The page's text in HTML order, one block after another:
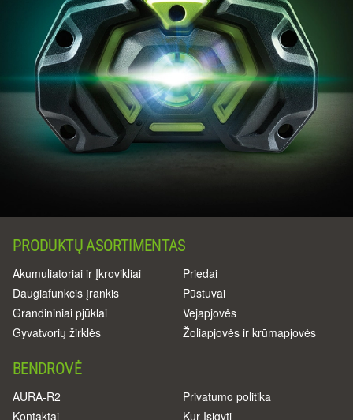
PRODUKTŲ ASORTIMENTAS
Akumuliatoriai ir Įkrovikliai
Daugiafunkcis įrankis
Grandininiai pjūklai
Gyvatvorių žirklės
Priedai
Pūstuvai
Vejapjovės
Žoliapjovės ir krūmapjovės
BENDROVĖ
AURA-R2
Kontaktai
Privatumo politika
Kur Įsigyti